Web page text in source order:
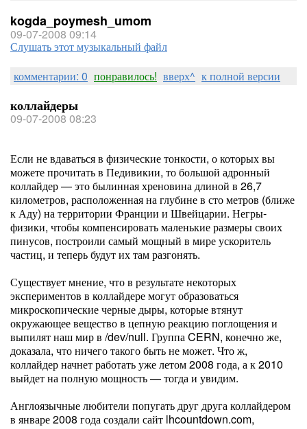
kogda_poymesh_umom
09-07-2008 09:14
Слушать этот музыкальный файл
комментарии: 0 понравилось! вверх^ к полной версии
коллайдеры
09-07-2008 08:23
Если не вдаваться в физические тонкости, о которых вы
можете прочитать в Педивикии, то большой адронный
коллайдер — это былинная хреновина длиной в 26,7
километров, расположенная на глубине в сто метров (ближе
к Аду) на территории Франции и Швейцарии. Негры-
физики, чтобы компенсировать маленькие размеры своих
пинусов, построили самый мощный в мире ускоритель
частиц, и теперь будут их там разгонять.
Существует мнение, что в результате некоторых
экспериментов в коллайдере могут образоваться
микроскопические черные дыры, которые втянут
окружающее вещество в цепную реакцию поглощения и
выпилят наш мир в /dev/null. Группа CERN, конечно же,
доказала, что ничего такого быть не может. Что ж,
коллайдер начнет работать уже летом 2008 года, а к 2010
выйдет на полную мощность — тогда и увидим.
Англоязычные любители попугать друг друга коллайдером
в январе 2008 года создали сайт lhcountdown.com,